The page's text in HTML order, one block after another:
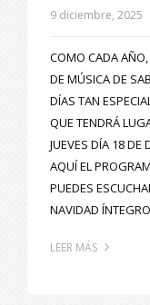
9 diciembre, 2025
COMO CADA
DE MÚSICA DE
DÍAS TAN
QUE TENDRÁ
JUEVES DÍA 18
AQUÍ EL
PUEDES
NAVIDAD
LEER MÁS